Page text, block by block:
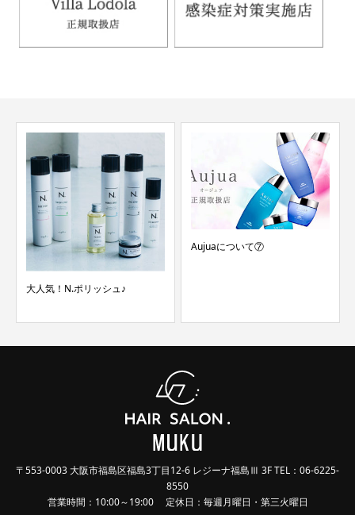
大人気！N.ポリッシュ♪
Aujuaについて⑦
〒553-0003 大阪市福島区福島3丁目12-6 レジーナ福島Ⅲ 3F TEL：06-6225-
8550
営業時間：10:00～19:00 定休日：毎週月曜日・第三火曜日